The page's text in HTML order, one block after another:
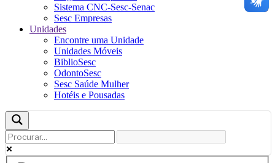
Sistema CNC-Sesc-Senac
Sesc Empresas
Unidades
Encontre uma Unidade
Unidades Móveis
BiblioSesc
OdontoSesc
Sesc Saúde Mulher
Hotéis e Pousadas